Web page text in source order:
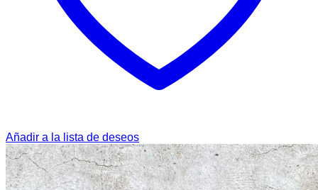
Añadir a la lista de deseos